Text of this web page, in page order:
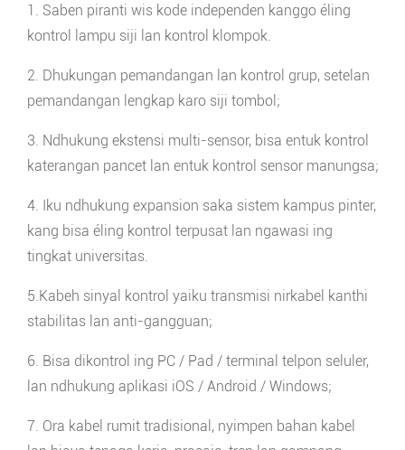
1. Saben piranti wis kode independen kanggo éling
kontrol lampu siji lan kontrol klompok.
2. Dhukungan pemandangan lan kontrol grup, setelan
pemandangan lengkap karo siji tombol;
3. Ndhukung ekstensi multi-sensor, bisa entuk kontrol
katerangan pancet lan entuk kontrol sensor manungsa;
4. Iku ndhukung expansion saka sistem kampus pinter,
kang bisa éling kontrol terpusat lan ngawasi ing
tingkat universitas.
5.Kabeh sinyal kontrol yaiku transmisi nirkabel kanthi
stabilitas lan anti-gangguan;
6. Bisa dikontrol ing PC / Pad / terminal telpon seluler,
lan ndhukung aplikasi iOS / Android / Windows;
7. Ora kabel rumit tradisional, nyimpen bahan kabel